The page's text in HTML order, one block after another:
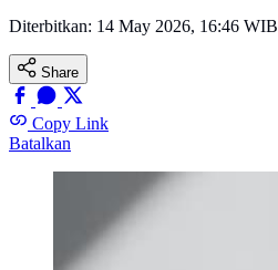
Diterbitkan: 14 May 2026, 16:46 WIB
Share
Copy Link
Batalkan